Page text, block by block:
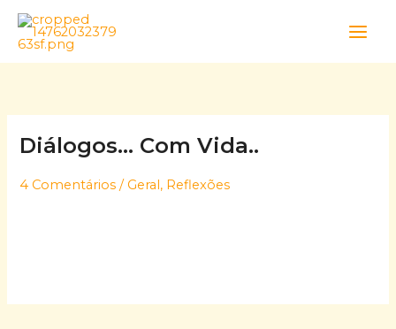
Skip
content
Diálogos… Com Vida..
4 Comentários / Geral , Reflexões